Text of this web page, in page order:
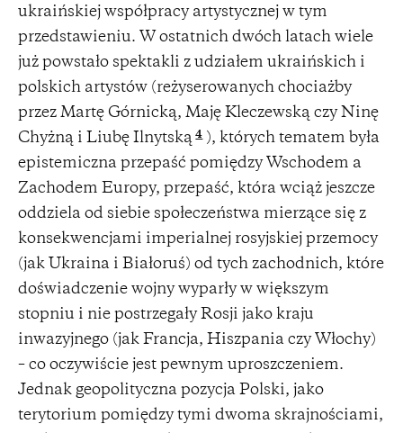
ukraińskiej współpracy artystycznej w tym
przedstawieniu. W ostatnich dwóch latach wiele
już powstało spektakli z udziałem ukraińskich i
polskich artystów (reżyserowanych chociażby
przez Martę Górnicką, Maję Kleczewską czy Ninę
Chyżną i Liubę Ilnytską 4 ), których tematem była
epistemiczna przepaść pomiędzy Wschodem a
Zachodem Europy, przepaść, która wciąż jeszcze
oddziela od siebie społeczeństwa mierzące się z
konsekwencjami imperialnej rosyjskiej przemocy
(jak Ukraina i Białoruś) od tych zachodnich, które
doświadczenie wojny wyparły w większym
stopniu i nie postrzegały Rosji jako kraju
inwazyjnego (jak Francja, Hiszpania czy Włochy)
– co oczywiście jest pewnym uproszczeniem.
Jednak geopolityczna pozycja Polski, jako
terytorium pomiędzy tymi dwoma skrajnościami,